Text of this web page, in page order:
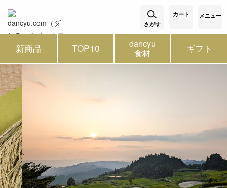
さがす
カート メニュー
新商品 TOP10 dancyu
食材 ギフト